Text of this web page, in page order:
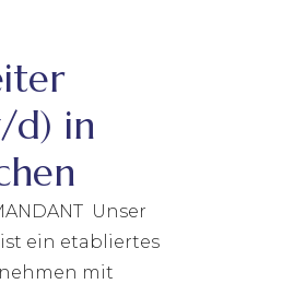
d) in
Unser
ein etabliertes
mit